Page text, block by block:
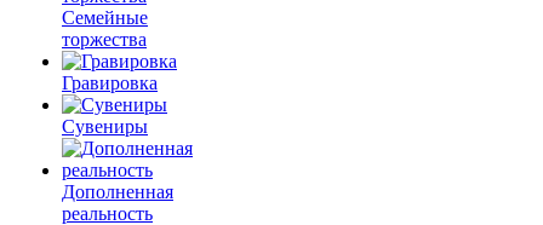
Семейные
торжества
Гравировка
Сувениры
Дополненная
реальность